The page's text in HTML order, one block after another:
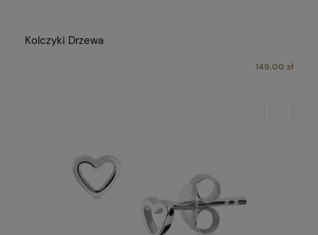
Kolczyki Drzewa
149,00 zł